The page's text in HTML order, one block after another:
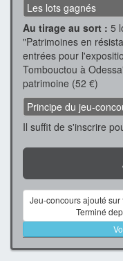
Les lots gagnés
Au tirage au sort : 5
"Patrimoines en
entrées pour
Tombouctou à
patrimoine (52 €)
Principe du jeu-
Il suffit de s'inscrire
Jeu-concours ajouté sur
Terminé